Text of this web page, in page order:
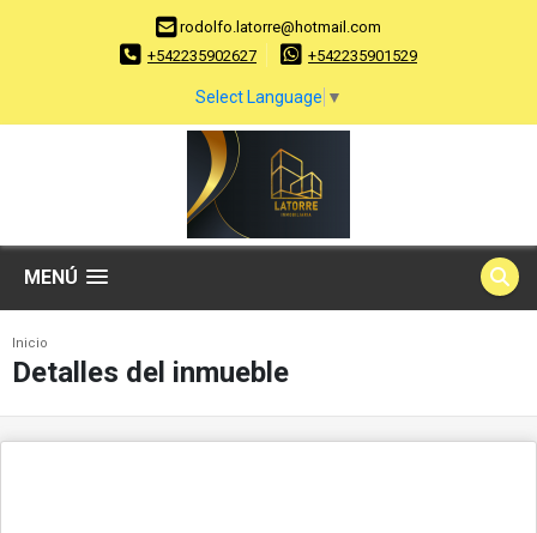
rodolfo.latorre@hotmail.com
+542235902627
+542235901529
Select Language ▼
MENÚ
Inicio
Detalles del inmueble